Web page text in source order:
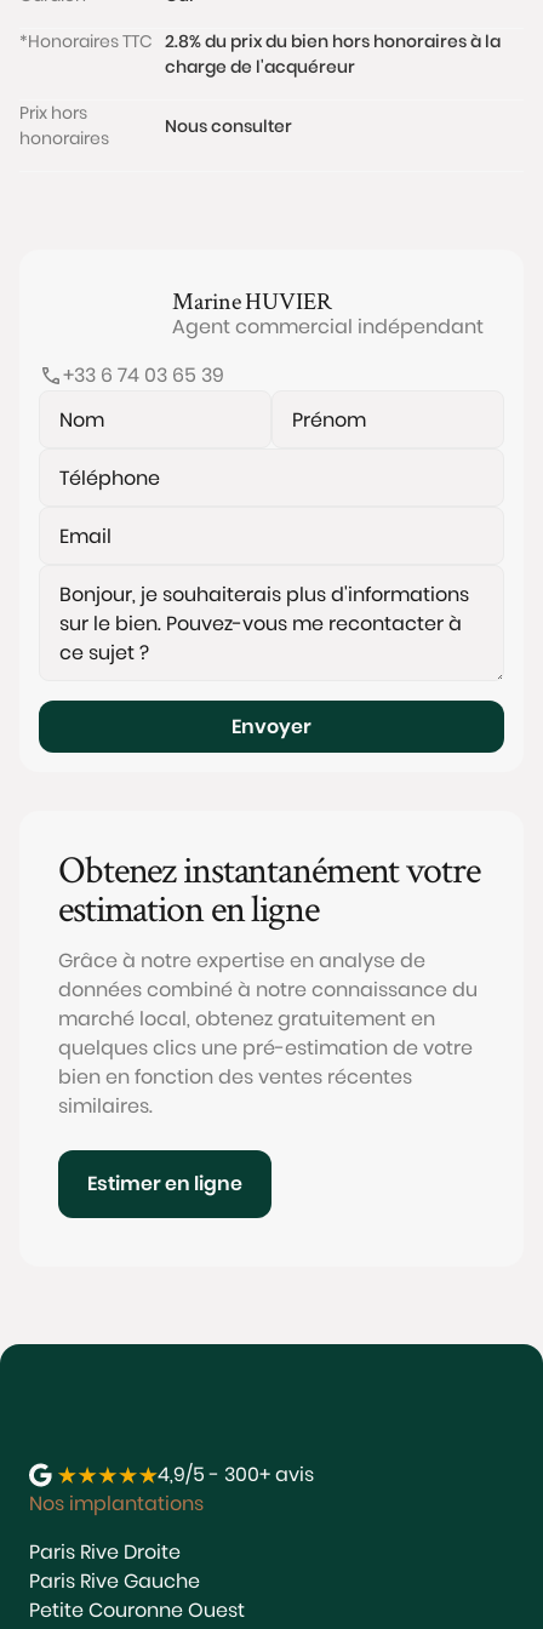
*Honoraires TTC 2.8% du prix du bien hors honoraires à la
charge de l'acquéreur
Prix hors
honoraires
Nous consulter
MarineHUVIER
Agent commercial indépendant
+33 6 74 03 65 39
Envoyer
Obtenez instantanément votre
estimation en ligne
Grâce à notre expertise en analyse de
données combiné à notre connaissance du
marché local, obtenez gratuitement en
quelques clics une pré-estimation de votre
bien en fonction des ventes récentes
similaires.
Estimer en ligne
4,9/5 - 300+ avis
Nos implantations
Paris Rive Droite
Paris Rive Gauche
Petite Couronne Ouest